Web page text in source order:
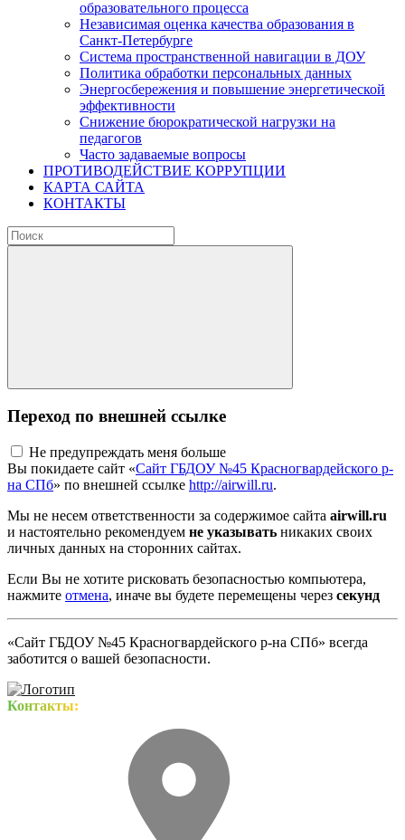
образовательного процесса
Независимая оценка качества образования в
Санкт-Петербурге
Система пространственной навигации в ДОУ
Политика обработки персональных данных
Энергосбережения и повышение энергетической
эффективности
Снижение бюрократической нагрузки на
педагогов
Часто задаваемые вопросы
ПРОТИВОДЕЙСТВИЕ КОРРУПЦИИ
КАРТА САЙТА
КОНТАКТЫ
Переход по внешней ссылке
Не предупреждать меня больше
Вы покидаете сайт «Сайт ГБДОУ №45 Красногвардейского р-
на СПб» по внешней ссылке http://airwill.ru.
Мы не несем ответственности за содержимое сайта airwill.ru
и настоятельно рекомендуем не указывать никаких своих
личных данных на сторонних сайтах.
Если Вы не хотите рисковать безопасностью компьютера,
нажмите отмена, иначе вы будете перемещены через секунд
«Сайт ГБДОУ №45 Красногвардейского р-на СПб» всегда
заботится о вашей безопасности.
Контакты: